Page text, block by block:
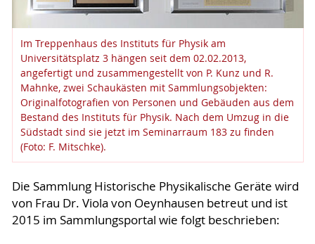
Im Treppenhaus des Instituts für Physik am
Universitätsplatz 3 hängen seit dem 02.02.2013,
angefertigt und zusammengestellt von P. Kunz und R.
Mahnke, zwei Schaukästen mit Sammlungsobjekten:
Originalfotografien von Personen und Gebäuden aus dem
Bestand des Instituts für Physik. Nach dem Umzug in die
Südstadt sind sie jetzt im Seminarraum 183 zu finden
(Foto: F. Mitschke).
Die Sammlung Historische Physikalische Geräte wird
von Frau Dr. Viola von Oeynhausen betreut und ist
2015 im Sammlungsportal wie folgt beschrieben: